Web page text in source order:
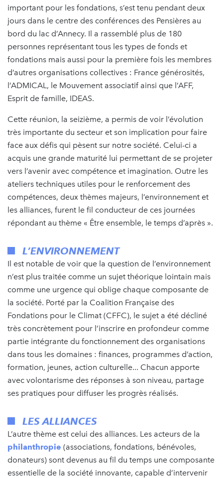
important pour les fondations, s’est tenu pendant deux
jours dans le centre des conférences des Pensières au
bord du lac d’Annecy. Il a rassemblé plus de 180
personnes représentant tous les types de fonds et
fondations mais aussi pour la première fois les membres
d’autres organisations collectives : France générosités,
l’ADMICAL, le Mouvement associatif ainsi que l’AFF,
Esprit de famille, IDEAS.
Cette réunion, la seizième, a permis de voir l’évolution
très importante du secteur et son implication pour faire
face aux défis qui pèsent sur notre société. Celui-ci a
acquis une grande maturité lui permettant de se projeter
vers l’avenir avec compétence et imagination. Outre les
ateliers techniques utiles pour le renforcement des
compétences, deux thèmes majeurs, l’environnement et
les alliances, furent le fil conducteur de ces journées
répondant au thème « Être ensemble, le temps d’après ».
L’ENVIRONNEMENT
Il est notable de voir que la question de l’environnement
n’est plus traitée comme un sujet théorique lointain mais
comme une urgence qui oblige chaque composante de
la société. Porté par la Coalition Française des
Fondations pour le Climat (CFFC), le sujet a été décliné
très concrètement pour l’inscrire en profondeur comme
partie intégrante du fonctionnement des organisations
dans tous les domaines : finances, programmes d’action,
formation, jeunes, action culturelle... Chacun apporte
avec volontarisme des réponses à son niveau, partage
ses pratiques pour diffuser les progrès réalisés.
LES ALLIANCES
L’autre thème est celui des alliances. Les acteurs de la
philanthropie (associations, fondations, bénévoles,
donateurs) sont devenus au fil du temps une composante
essentielle de la société innovante, capable d’intervenir